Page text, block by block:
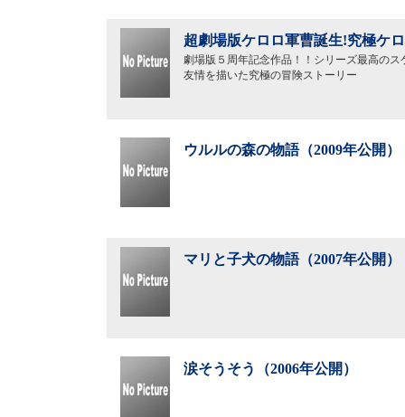
超劇場版ケロロ軍曹誕生!究極ケ
劇場版５周年記念作品！！シリーズ最高の
友情を描いた究極の冒険ストーリー
ウルルの森の物語（2009年公開）
マリと子犬の物語（2007年公開）
涙そうそう（2006年公開）